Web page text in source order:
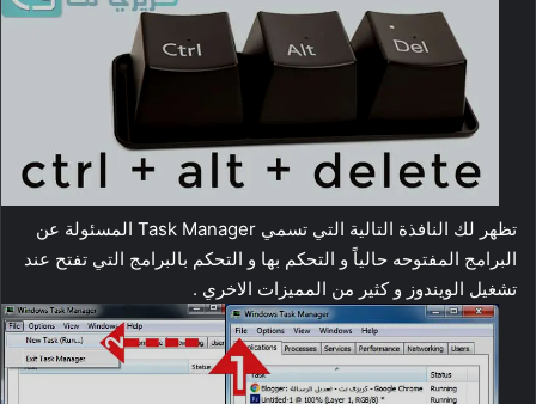
تظهر لك النافذة التالية التي تسمي Task Manager المسئولة عن
البرامج المفتوحه حالياً و التحكم بها و التحكم بالبرامج التي تفتح عند
تشغيل الويندوز و كثير من المميزات الاخري .